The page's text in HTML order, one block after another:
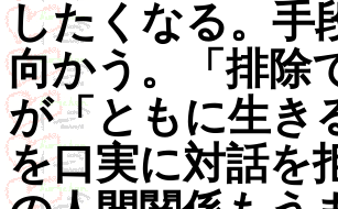
したくなる。手
向かう。「排除
が「ともに生き
を口実に対話を